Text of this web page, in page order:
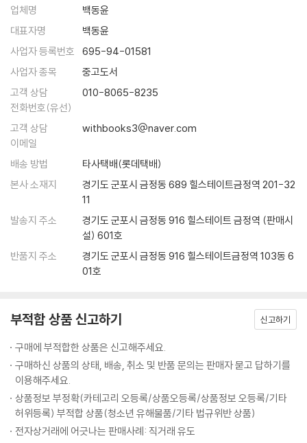
약속은 가볍게 하지 않되 한번 했으면 반드시 지킨다
이해관계 때문에 약속을 헌신짝처럼 저버리는 일이 비일비재하다. 약속은
법이다. 법이 지켜져야 국가와 사회가 건강해지듯이 비록 불리한 약속이라
도 지켜야 한다. 도산島山 안창호安昌浩 선생이 한 어린이와 공원에서 만
나기로 한 약속을 지키기 위해 위험을 무릅쓰고 약속 장소로 갔다가 일경
日警에게 붙잡힌 이야기는 이제 전설이 되어버렸다.
20년의 세월을 뛰어넘어 ‘약속’을 지킨 훈훈한 일화가 하나 있다.
우리나라 유수의 건설회사 H건설은 30여 년 전에 태국에서 고속도로를
건설하고 있었다. 현장에서 십장으로 일하던 A는, 웬만한 직원 열 사람 몫
실랑이를 벌이다가 그들로부터 총격을 받았다. 가슴에 무려 여섯 발의 총
탄을 맞은 그는 중태에 빠져 병원 중환자실에 입원했다. 사원들은 교대로
수혈을 하고 밤에는 병원으로 달려가 병상을 지켰다. 하지만 그는 나날이
기력이 떨어졌다. 그렇게 한 달이 지날 즈음, 그는 죽음을 앞두고 현장 책임
자 L에게 부탁을 남겼다.
“당신은 유능해서 틀림없이 장차 이 회사 책임자가 될 겁니다. 그때 내 가
족이 찾아가거든 모른다 하지 마시고 딱 한 번만 도와주시오.”
차리셔야지요.”
만 셈이다.
그로부터 20여 년이 지난 어느 날, 그 건설회사 사장이 된 L에게 어떤 부인
으로부터 전화가 걸려왔다.
“옛날 태국에서 사장님과 함께 일했던 A의 아내입니다. 사장님께서 기억
하시면 찾아뵙고, 기억하지 못하신다면 찾아뵙지 않겠습니다.”
L은 즉시 그 부인을 불러 만났다. 부인은 오래 되어 색이 바라고 귀퉁이가
단락 지어 모으고, 재해석 하여 그 진리의 참수를 쉽게 들여다 볼 수 있게
하여 독자들의 수고를 덜어주고 있는 것이다.
이 책에 인용된 고전은 《사가》 《헌서》 《후한서》 《삼국지》 《채근담》 《십팔
법》 《순자》 등이다. 저자는 이들 고전 가운데서도 특히 《삼국지연의》와 관
련된 모든 지역을 답사하면서 보고 느낀 감정을 토대로 각 영웅들의 삶의
모습을 생생하게 재연해 냈다. 공명의 사당인 무후사, 두보 초당, 익주의 비
옥한 광야도 답사하면서 현지인들의 설명과 해설 등을 참고하면서 예전의
고사들을 재해석하면서 이 책의 중심글로 삼고 있다. 그리고 이러한 생동
적인 필치를 통해 이미 참교육의 진로를 벗어나 버린 교육의 현실 속에서
우리가 놓치고 지나쳐 버린 《삶의 지혜》를, 이 책은 다시 붙잡아다가 우리
에게 되돌려주고 있는 것이다.
그러기 위해서는 고전을 통해 인류역사에 영향을 끼친 인물을 자기화 시키
고, 또한 그들로부터 얻은 간접 경험을 자신의 지혜로 승화시켜 한 차원 높
은 삶을 구가해야 한다고 저자는 이 책 속에서 외치고 있는 것이다.
업체명
백동윤
대표자명
백동윤
사업자 등록번호
695-94-01581
사업자 종목
중고도서
고객 상담
전화번호(유선)
010-8065-8235
고객 상담
이메일
withbooks3@naver.com
배송 방법
타사택배(롯데택배)
본사 소재지
경기도 군포시 금정동 689 힐스테이트금정역 201-32
11
발송지 주소
경기도 군포시 금정동 916 힐스테이트 금정역 (판매시
설) 601호
반품지 주소
경기도 군포시 금정동 916 힐스테이트금정역 103동 6
01호
부적합 상품 신고하기 신고하기
구매에 부적합한 상품은 신고해주세요.
구매하신 상품의 상태, 배송, 취소 및 반품 문의는 판매자 묻고 답하기를
이용해주세요.
상품정보 부정확(카테고리 오등록/상품오등록/상품정보 오등록/기타
허위등록) 부적합 상품(청소년 유해물품/기타 법규위반 상품)
전자상거래에 어긋나는 판매사례: 직거래 유도